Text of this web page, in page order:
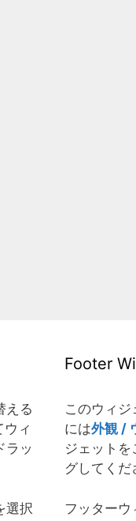
える
ィ
ラッ
選択
Footer
このウィ
には外観 /
ジェットを
グしてくだ
フッターウ